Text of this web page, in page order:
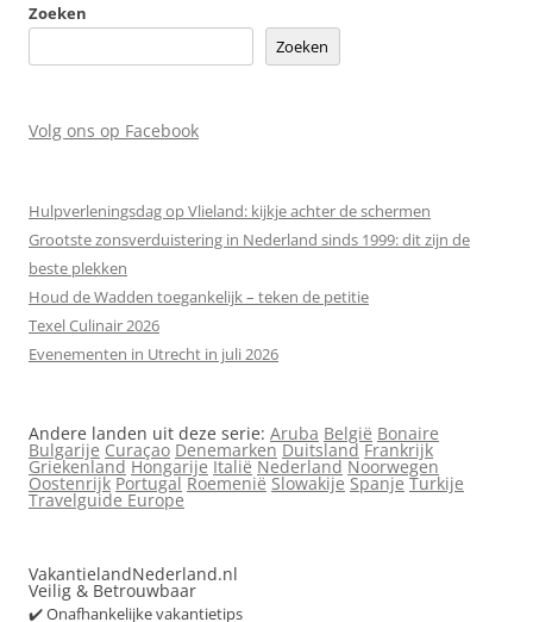
Zoeken
Zoeken
Volg ons op Facebook
Hulpverleningsdag op Vlieland: kijkje achter de schermen
Grootste zonsverduistering in Nederland sinds 1999: dit zijn de
beste plekken
Houd de Wadden toegankelijk – teken de petitie
Texel Culinair 2026
Evenementen in Utrecht in juli 2026
Andere landen uit deze serie: Aruba België Bonaire
Bulgarije Curaçao Denemarken Duitsland Frankrijk
Griekenland Hongarije Italië Nederland Noorwegen
Oostenrijk Portugal Roemenië Slowakije Spanje Turkije
Travelguide Europe
VakantielandNederland.nl
Veilig & Betrouwbaar
✔️ Onafhankelijke vakantietips